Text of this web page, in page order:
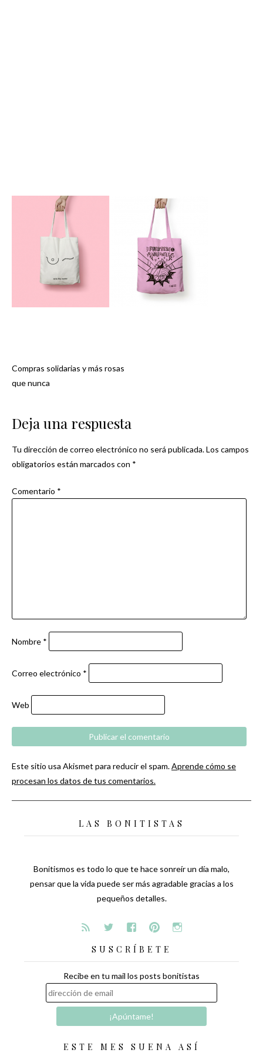
Navegación
Compras solidarias y más rosas
que nunca
Deja una respuesta
Tu dirección de correo electrónico no será publicada.Los campos
obligatorios están marcados con *
Comentario *
Nombre *
Correo electrónico *
Web
Este sitio usa Akismet para reducir el spam.Aprende cómo se
procesan los datos de tus comentarios.
LAS BONITISTAS
Bonitismos es todo lo que te hace sonreír un día malo,
pensar que la vida puede ser más agradable gracias a los
pequeños detalles.
SUSCRÍBETE
Recibe en tu mail los posts bonitistas
ESTE MES SUENA ASÍ